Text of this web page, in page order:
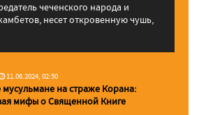
чеченского народа и
несет откровенную чушь,
11.06.2024, 02:50
мусульмане на страже Корана:
мифы о Священной Книге